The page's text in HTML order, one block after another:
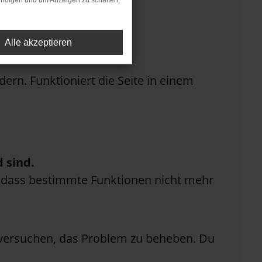
Funktioniert die Seite in einem
sind.
bestimmte Funktionen nicht mehr
das Problem zu beheben. Du
Alle akzeptieren